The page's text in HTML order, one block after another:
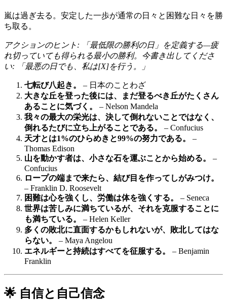
嵐は過ぎ去る。安定した一歩が通常の日々と困難な日々を勝
ち取る。
アクションのヒント: 「最低限の勝利の日」を定義する—疲
れ切っていても得られる最小の勝利。今書き出してくださ
い: 「最悪の日でも、私は[X]を行う。」
七転び八起き。
– 日本のことわざ
大きな丘を登った後には、まだ登るべき丘がたくさん
あることに気づく。
– Nelson Mandela
我々の最大の栄光は、決して倒れないことではなく、
倒れるたびに立ち上がることである。
– Confucius
天才とは1%のひらめきと99%の努力である。
–
Thomas Edison
山を動かす者は、小さな石を運ぶことから始める。
–
Confucius
ロープの端まで来たら、結び目を作ってしがみつけ。
– Franklin D. Roosevelt
困難は心を強くし、労働は体を強くする。
– Seneca
世界は苦しみに満ちているが、それを克服することに
も満ちている。
– Helen Keller
多くの敗北に直面するかもしれないが、敗北してはな
らない。
– Maya Angelou
エネルギーと持続はすべてを征服する。
– Benjamin
Franklin
🌟 自信と自己信念